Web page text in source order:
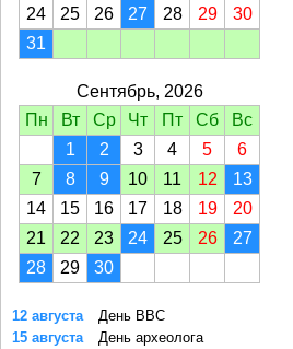
24
25 26 27 28 29
30
31
Сентябрь, 2026
Пн
Вт Ср Чт Пт Сб
Вс
1
2 3 4 5
6
7
8 9 10 11 12
13
14
15 16 17 18 19
20
21
22 23 24 25 26
27
28
29 30
12 августа
День ВВС
15 августа
День археолога